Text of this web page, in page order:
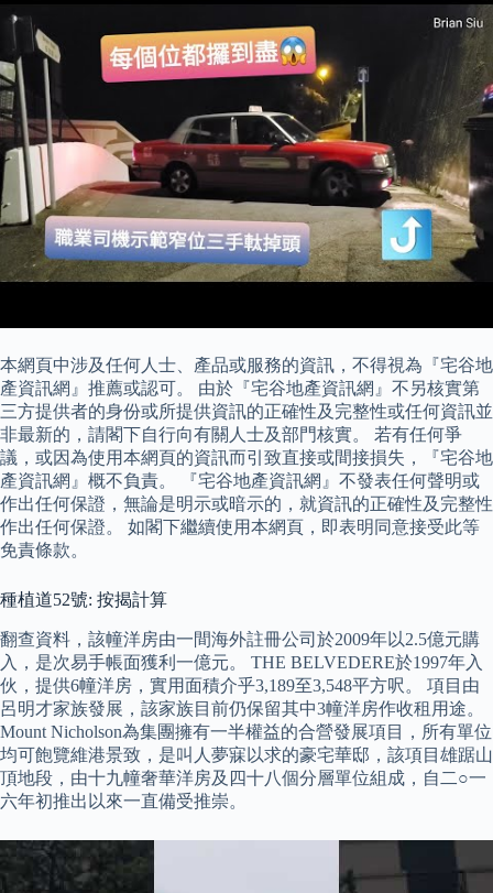
本網頁中涉及任何人士、產品或服務的資訊，不得視為『宅谷地
產資訊網』推薦或認可。 由於『宅谷地產資訊網』不另核實第
三方提供者的身份或所提供資訊的正確性及完整性或任何資訊並
非最新的，請閣下自行向有關人士及部門核實。 若有任何爭
議，或因為使用本網頁的資訊而引致直接或間接損失，『宅谷地
產資訊網』概不負責。 『宅谷地產資訊網』不發表任何聲明或
作出任何保證，無論是明示或暗示的，就資訊的正確性及完整性
作出任何保證。 如閣下繼續使用本網頁，即表明同意接受此等
免責條款。
種植道52號: 按揭計算
翻查資料，該幢洋房由一間海外註冊公司於2009年以2.5億元購
入，是次易手帳面獲利一億元。 THE BELVEDERE於1997年入
伙，提供6幢洋房，實用面積介乎3,189至3,548平方呎。 項目由
呂明才家族發展，該家族目前仍保留其中3幢洋房作收租用途。
Mount Nicholson為集團擁有一半權益的合營發展項目，所有單位
均可飽覽維港景致，是叫人夢寐以求的豪宅華邸，該項目雄踞山
頂地段，由十九幢奢華洋房及四十八個分層單位組成，自二○一
六年初推出以來一直備受推崇。